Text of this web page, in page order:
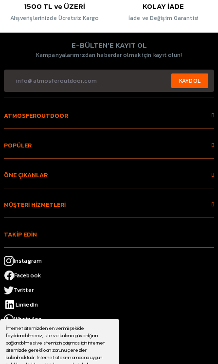
İnternet sitemizden en verimli şekilde
faydalanabilmeniz, site ve kullanıcı güvenliğinin
sağlanabilmesi ve sitemizin çalışması için internet
sitemizde gerekli olan zorunlu çerezler
kullanılmaktadır. İnternet sitesinin amacına uygun
1500 TL ve ÜZERİ
Alışverişlerinizde Ücretsiz Kargo
KOLAY İADE
İade ve Değişim Garantisi
E-BÜLTEN’E KAYIT OL
Kampanyalarımızdan haberdar olmak için kayıt olun!
KAYDOL
ATMOSFEROUTDOOR
POPÜLER
ÖNE ÇIKANLAR
MÜŞTERİ HİZMETLERİ
TAKİP EDİN
Instagram
Facebook
Twitter
LinkedIn
WhatsApp